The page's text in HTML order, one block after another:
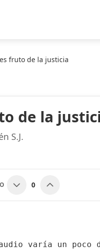
fruto de la justicia
de la
S.J.
0
varía un